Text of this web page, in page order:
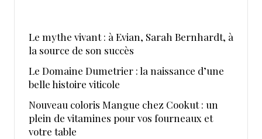
Le mythe vivant : à Evian, Sarah Bernhardt, à
la source de son succès
Le Domaine Dumetrier : la naissance d’une
belle histoire viticole
Nouveau coloris Mangue chez Cookut : un
plein de vitamines pour vos fourneaux et
votre table